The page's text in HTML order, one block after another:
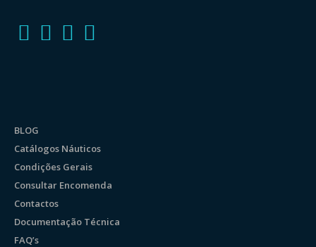
BLOG
Catálogos Náuticos
Condições Gerais
Consultar Encomenda
Contactos
Documentação Técnica
FAQ’s